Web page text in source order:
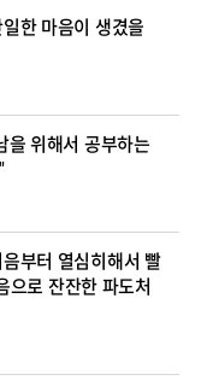
한 마음이 생겼을
을 위해서 공부하는
부터 열심히해서 빨
으로 잔잔한 파도처